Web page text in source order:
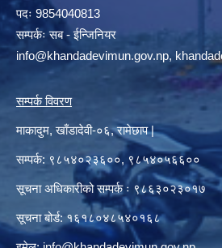
पदः 9854040813
सम्पर्कः सब - ईन्जिनियर
info@khandadevimun.gov.np,
सम्पर्क विवरण
माकादुम, खाँडादेवी-०६, रामेछाप |
सम्पर्क: ९८५४०२३६००, ९८५४०५६६००
सूचना अधिकारीको सम्पर्क ः ९८६३०२३०१७
सूचना बोर्ड: १६१८०४८५४०१६८